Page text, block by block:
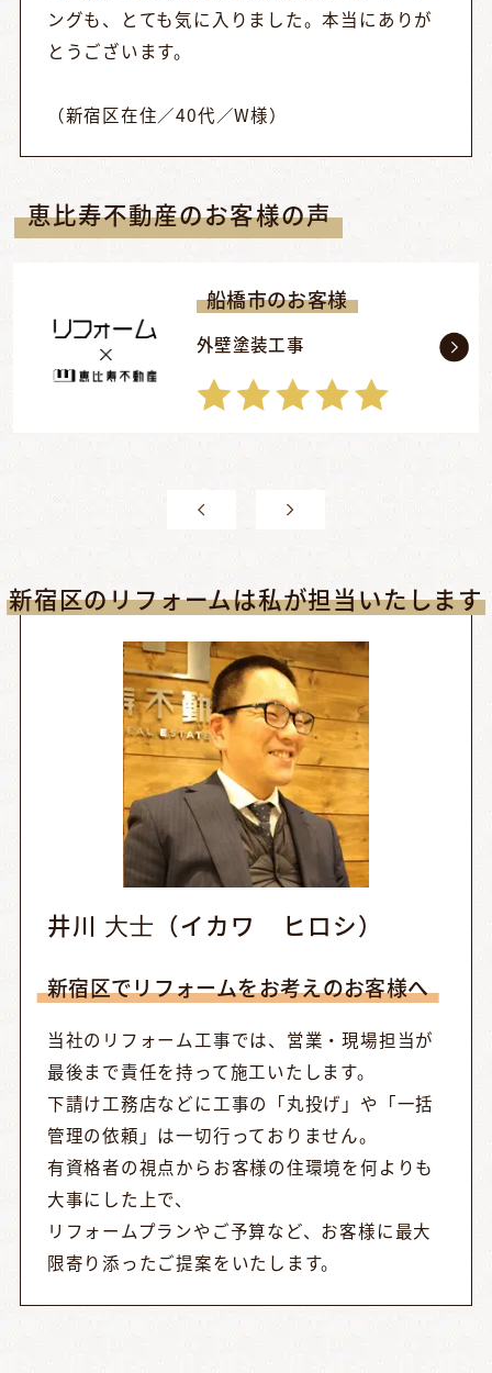
ングも、とても気に入りました。本当にありが
とうございます。
（新宿区在住／40代／W様）
恵比寿不動産のお客様の声
船橋市のお客様
外壁塗装工事
新宿区のリフォームは私が担当いたします
井川 ⼤⼠（イカワ ヒロシ）
新宿区でリフォームをお考えのお客様へ
当社のリフォーム工事では、営業・現場担当が
最後まで責任を持って施工いたします。
下請け工務店などに工事の「丸投げ」や「一括
管理の依頼」は一切行っておりません。
有資格者の視点からお客様の住環境を何よりも
大事にした上で、
リフォームプランやご予算など、お客様に最大
限寄り添ったご提案をいたします。